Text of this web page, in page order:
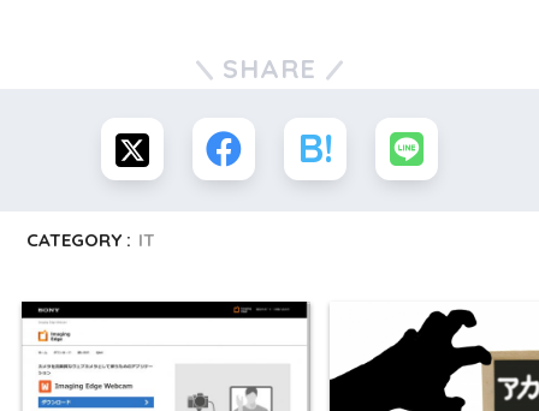
SHARE
CATEGORY : IT